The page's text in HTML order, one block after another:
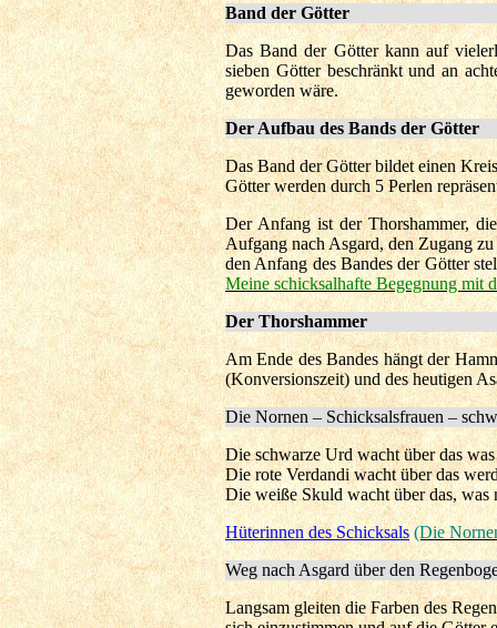
Band der Götter
Das Band der Götter kann auf
sieben Götter beschränkt und an
geworden wäre.
Der Aufbau des Bands der Götter
Das Band der Götter bildet einen
Götter werden durch 5 Perlen
Der Anfang ist der Thorshammer,
Aufgang nach Asgard, den Zugang
den Anfang des Bandes der Götter
Meine schicksalhafte Begegnung mit
Der Thorshammer
Am Ende des Bandes hängt der
(Konversionszeit) und des heutigen
Die Nornen – Schicksalsfrauen –
Die schwarze Urd wacht über das
Die rote Verdandi wacht über das
Die weiße Skuld wacht über das,
Hüterinnen des Schicksals (Die
Weg nach Asgard über den
Langsam gleiten die Farben des